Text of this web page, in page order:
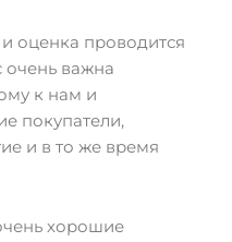
оценка проводится
очень важна
к нам и
покупатели,
и в то же время
хорошие